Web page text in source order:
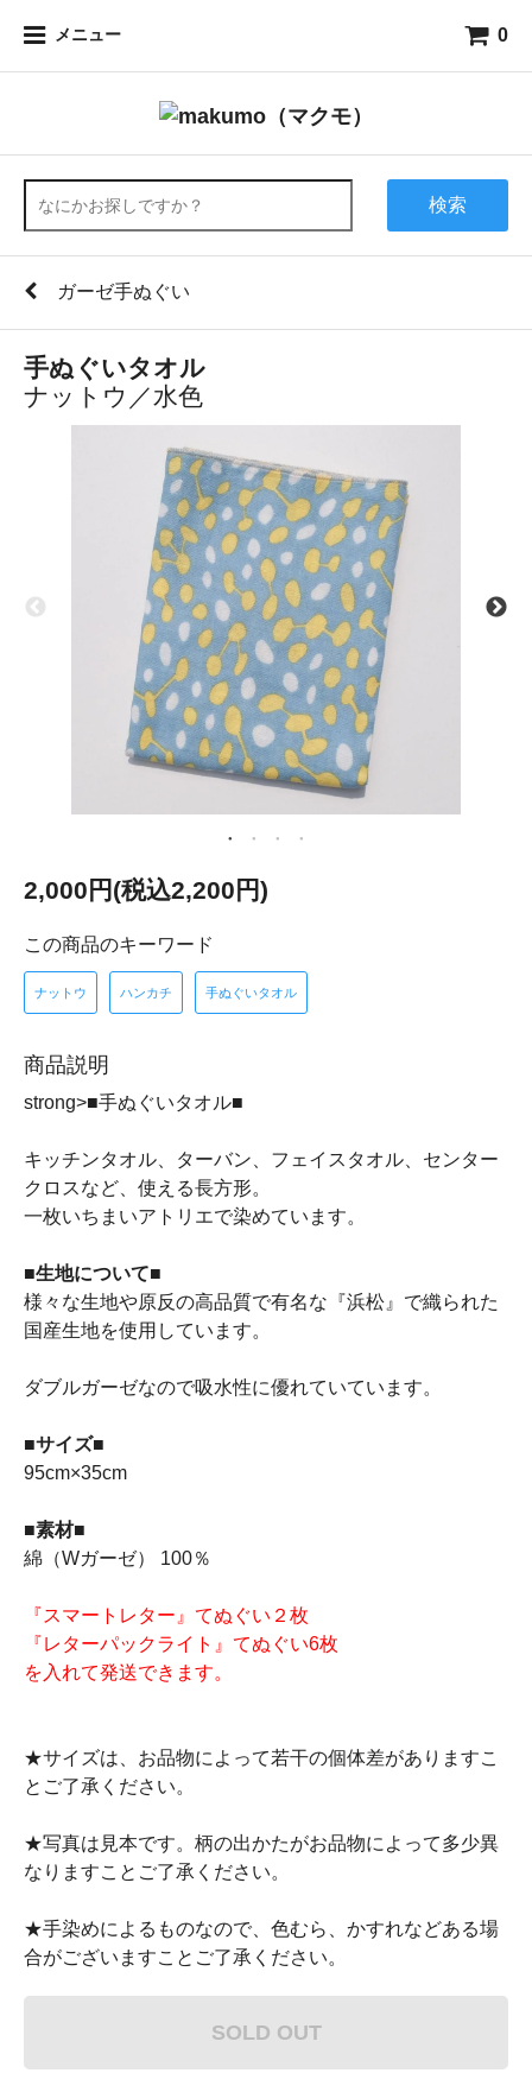
メニュー 0
検索
ガーゼ手ぬぐい
手ぬぐいタオル
ナットウ／水色
2,000円(税込2,200円)
この商品のキーワード
ナットウ ハンカチ 手ぬぐいタオル
商品説明
strong>■手ぬぐいタオル■
キッチンタオル、ターバン、フェイスタオル、センター
クロスなど、使える長方形。
一枚いちまいアトリエで染めています。
■生地について■
様々な生地や原反の高品質で有名な『浜松』で織られた
国産生地を使用しています。
ダブルガーゼなので吸水性に優れていています。
■サイズ■
95cm×35cm
■素材■
綿（Wガーゼ） 100％
『スマートレター』てぬぐい２枚
『レターパックライト』てぬぐい6枚
を入れて発送できます。
★サイズは、お品物によって若干の個体差がありますこ
とご了承ください。
★写真は見本です。柄の出かたがお品物によって多少異
なりますことご了承ください。
★手染めによるものなので、色むら、かすれなどある場
合がございますことご了承ください。
SOLD OUT